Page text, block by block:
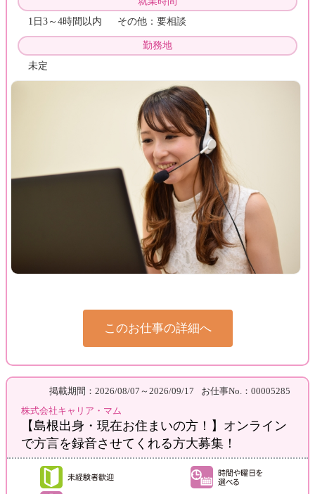
1日3～4時間以内 その他：要相談
勤務地
未定
このお仕事の詳細へ
掲載期間：2026/08/07～2026/09/17
お仕事No.：00005285
株式会社キャリア・マム
【島根出身・現在お住まいの方！】オンライン
で方言を録音させてくれる方大募集！